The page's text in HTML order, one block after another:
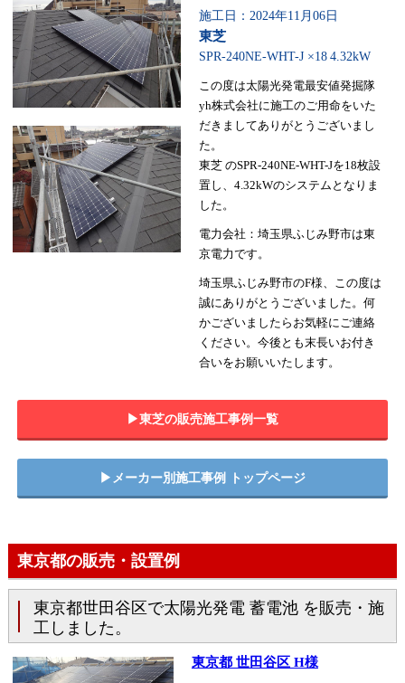
施工日：2024年11月06日
東芝
SPR-240NE-WHT-J ×18 4.32kW
この度は太陽光発電最安値発掘隊
yh株式会社に施工のご用命をいた
だきましてありがとうございまし
た。
東芝 のSPR-240NE-WHT-Jを18枚設
置し、4.32kWのシステムとなりま
した。
電力会社：埼玉県ふじみ野市は東
京電力です。
埼玉県ふじみ野市のF様、この度は
誠にありがとうございました。何
かございましたらお気軽にご連絡
ください。今後とも末長いお付き
合いをお願いいたします。
▶︎東芝の販売施工事例一覧
▶︎メーカー別施工事例 トップページ
東京都の販売・設置例
東京都世田谷区で太陽光発電 蓄電池 を販売・施
工しました。
東京都 世田谷区 H様